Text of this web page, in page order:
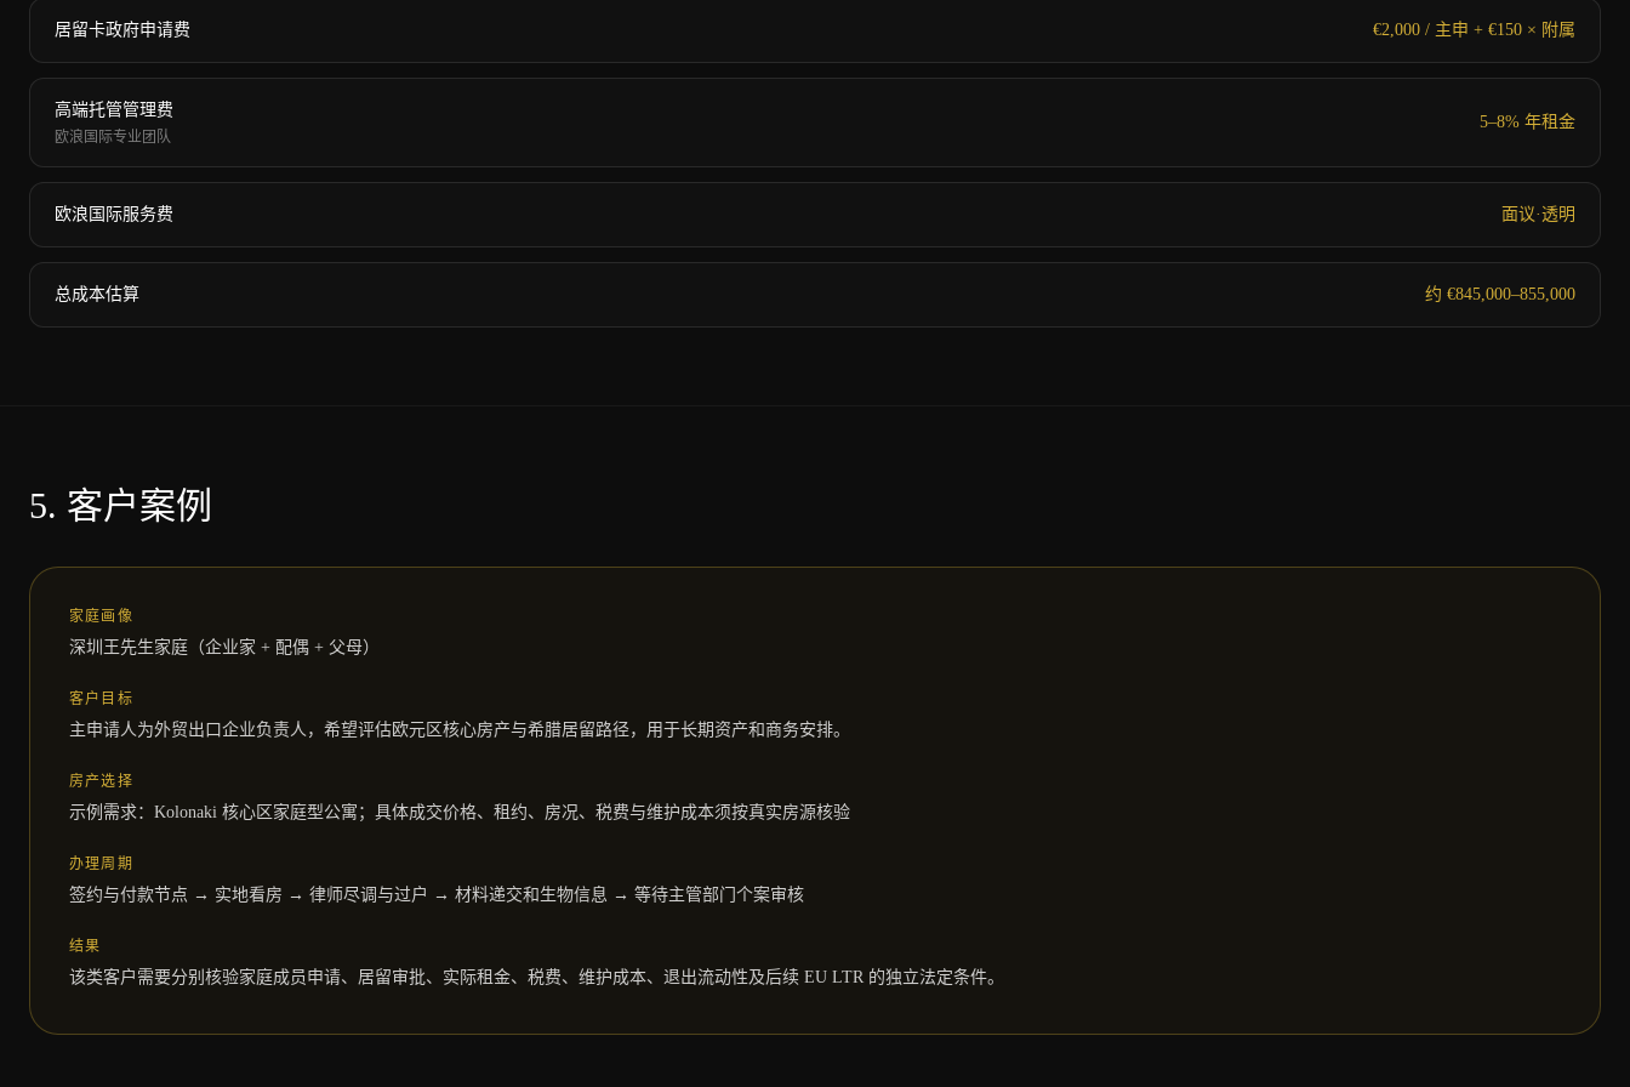
居留卡政府申请费 €2,000 / 主申 + €150 × 附属
高端托管管理费
欧浪国际专业团队
5–8% 年租金
欧浪国际服务费 面议·透明
总成本估算 约 €845,000–855,000
5. 客户案例
家庭画像
深圳王先生家庭（企业家 + 配偶 + 父母）
客户目标
主申请人为外贸出口企业负责人，希望评估欧元区核心房产与希腊居留路径，用于长期资产和商务安排。
房产选择
示例需求：Kolonaki 核心区家庭型公寓；具体成交价格、租约、房况、税费与维护成本须按真实房源核验
办理周期
签约与付款节点 → 实地看房 → 律师尽调与过户 → 材料递交和生物信息 → 等待主管部门个案审核
结果
该类客户需要分别核验家庭成员申请、居留审批、实际租金、税费、维护成本、退出流动性及后续 EU LTR 的独立法定条件。